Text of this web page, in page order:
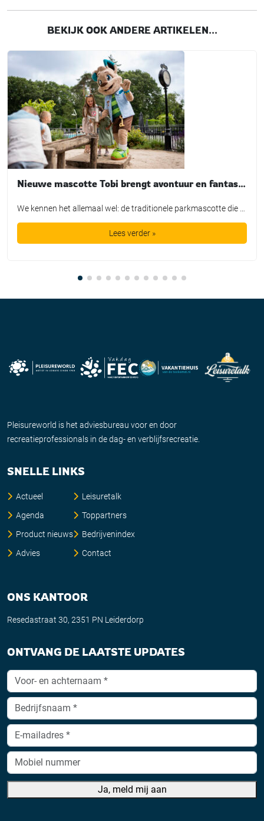
BEKIJK OOK ANDERE ARTIKELEN...
Nieuwe mascotte Tobi brengt avontuur en fantasie tot leven bij TopParken
Lees verder »
Pleisureworld is het adviesbureau voor en door
recreatieprofessionals in de dag- en verblijfsrecreatie.
SNELLE LINKS
Actueel
Agenda
Product nieuws
Advies
Leisuretalk
Toppartners
Bedrijvenindex
Contact
ONS KANTOOR
Resedastraat 30, 2351 PN Leiderdorp
ONTVANG DE LAATSTE UPDATES
Ja, meld mij aan